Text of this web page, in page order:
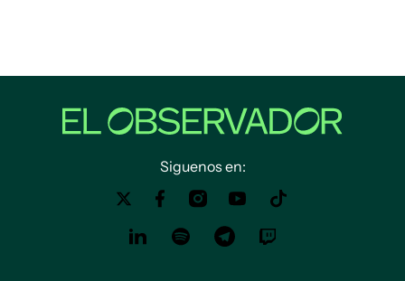
Siguenos en: